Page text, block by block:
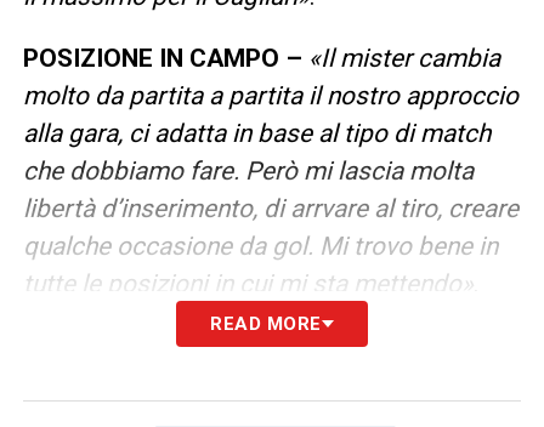
POSIZIONE IN CAMPO – «Il mister cambia
molto da partita a partita il nostro approccio
alla gara, ci adatta in base al tipo di match
che dobbiamo fare. Però mi lascia molta
libertà d’inserimento, di arrvare al tiro, creare
qualche occasione da gol. Mi trovo bene in
tutte le posizioni in cui mi sta mettendo».
«Siamo un po’ preoccupati,
READ MORE